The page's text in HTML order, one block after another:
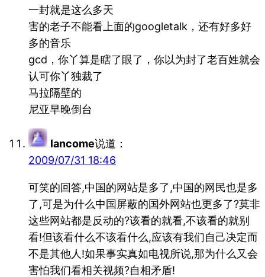
一封就是这么多天
害的老子不能看上面的googletalk，还有好多好
多的音乐
gcd，你丫算是瞎了眼了，你以为封了老百姓就会
认可你丫独裁了
马拉隔壁的
尼亚早晚倒台
lancome说道：
2009/07/31 18:46
可笑的回答,中国的网站是多了,中国的网民也是多
了,可是为什么中国屏蔽的国外网站也更多了?莫非
这些网站都是反动的?该看的就看,不该看的就别
看!但该看什么不该看什么,应该有我们自己决定而
不是其他人!如果事实真如电视所说,那为什么又会
害怕我们看相关视频?自相矛盾!